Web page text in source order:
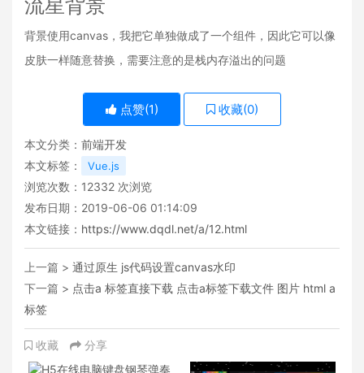
流星背景
背景使用canvas，我把它单独做成了一个组件，因此它可以像
皮肤一样随意替换，需要注意的是栈内存溢出的问题
点赞(1) 收藏(0)
本文分类： 前端开发
本文标签：
Vue.js
浏览次数： 12332 次浏览
发布日期：2019-06-06 01:14:09
本文链接： https://www.dqdl.net/a/12.html
上一篇 > 通过原生 js代码设置canvas水印
下一篇 > 点击a 标签直接下载 点击a标签下载文件 图片 html a
标签
收藏 分享